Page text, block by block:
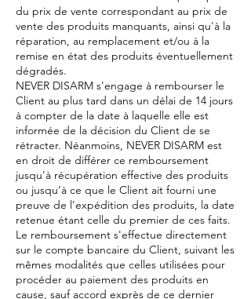
du prix de vente correspondant au prix de
vente des produits manquants, ainsi qu'à la
réparation, au remplacement et/ou à la
remise en état des produits éventuellement
dégradés.
NEVER DISARM s'engage à rembourser le
Client au plus tard dans un délai de 14 jours
à compter de la date à laquelle elle est
informée de la décision du Client de se
rétracter. Néanmoins, NEVER DISARM est
en droit de différer ce remboursement
jusqu'à récupération effective des produits
ou jusqu’à ce que le Client ait fourni une
preuve de l’expédition des produits, la date
retenue étant celle du premier de ces faits.
Le remboursement s'effectue directement
sur le compte bancaire du Client, suivant les
mêmes modalités que celles utilisées pour
procéder au paiement des produits en
cause, sauf accord exprès de ce dernier